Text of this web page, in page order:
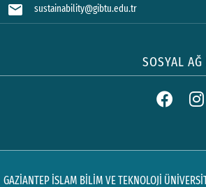
mail sustainability@gibtu.edu.tr
SOSYAL
GAZİANTEP İSLAM BİLİM VE TEKNOLOJİ